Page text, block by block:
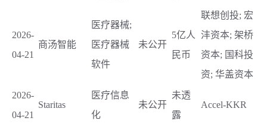
2026-
04-21
商汤智能
医疗器械;
医疗器械
软件
未公开
5亿人
民币
联想创投; 宏
沣资本; 架桥
资本; 国科投
资; 华盖资本
2026-
04-21
Staritas
医疗信息
化
未公开
未透
露
Accel-KKR